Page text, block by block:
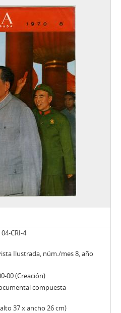
Ilustrada, núm./mes 7, año 1977
Oficial de la Juventud Socialista de Chile
universitario
Educación Popular
del Frente Nacionalista Patria y Libertad
una acción solidaria
Cultura.
CRI-4
Ilustrada, núm./mes 8, año
00 (Creación)
compuesta
37 x ancho 26 cm)